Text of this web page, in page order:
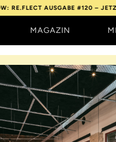
AUSGABE #120 – JETZT
MAGAZIN